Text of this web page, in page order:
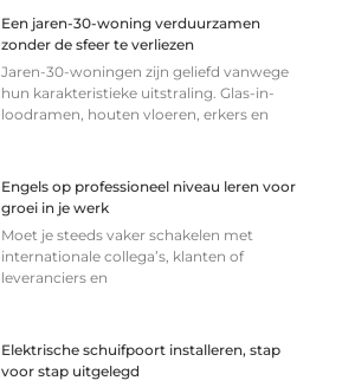
Een jaren-30-woning verduurzamen
zonder de sfeer te verliezen
Jaren-30-woningen zijn geliefd vanwege
hun karakteristieke uitstraling. Glas-in-
loodramen, houten vloeren, erkers en
Engels op professioneel niveau leren voor
groei in je werk
Moet je steeds vaker schakelen met
internationale collega’s, klanten of
leveranciers en
Elektrische schuifpoort installeren, stap
voor stap uitgelegd